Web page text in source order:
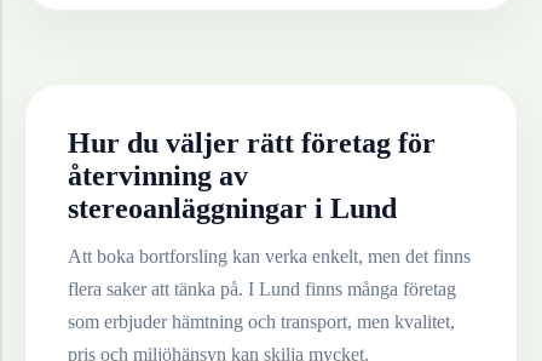
Hur du väljer rätt företag för
återvinning av
stereoanläggningar i Lund
Att boka bortforsling kan verka enkelt, men det finns
flera saker att tänka på. I Lund finns många företag
som erbjuder hämtning och transport, men kvalitet,
pris och miljöhänsyn kan skilja mycket.